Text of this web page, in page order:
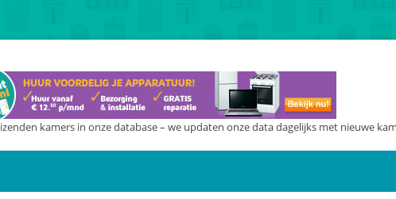
kamers in onze database – we updaten onze data dagelijks met nieuwe